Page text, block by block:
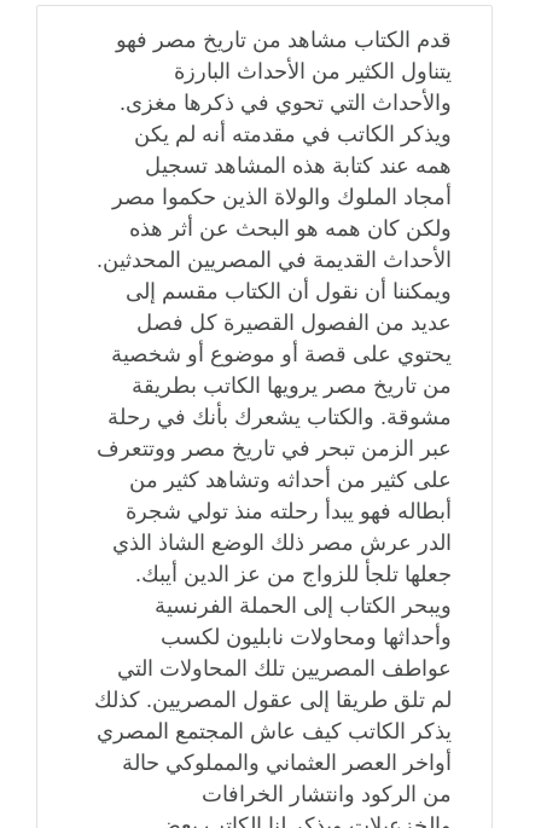
قدم الكتاب مشاهد من تاريخ مصر فهو
يتناول الكثير من الأحداث البارزة
والأحداث التي تحوي في ذكرها مغزى.
ويذكر الكاتب في مقدمته أنه لم يكن
همه عند كتابة هذه المشاهد تسجيل
أمجاد الملوك والولاة الذين حكموا مصر
ولكن كان همه هو البحث عن أثر هذه
الأحداث القديمة في المصريين المحدثين.
ويمكننا أن نقول أن الكتاب مقسم إلى
عديد من الفصول القصيرة كل فصل
يحتوي على قصة أو موضوع أو شخصية
من تاريخ مصر يرويها الكاتب بطريقة
مشوقة. والكتاب يشعرك بأنك في رحلة
عبر الزمن تبحر في تاريخ مصر ووتتعرف
على كثير من أحداثه وتشاهد كثير من
أبطاله فهو يبدأ رحلته منذ تولي شجرة
الدر عرش مصر ذلك الوضع الشاذ الذي
جعلها تلجأ للزواج من عز الدين أيبك.
ويبحر الكتاب إلى الحملة الفرنسية
وأحداثها ومحاولات نابليون لكسب
عواطف المصريين تلك المحاولات التي
لم تلق طريقا إلى عقول المصريين. كذلك
يذكر الكاتب كيف عاش المجتمع المصري
أواخر العصر العثماني والمملوكي حالة
من الركود وانتشار الخرافات